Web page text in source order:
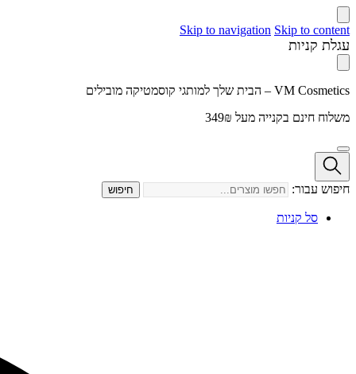
Skip to navigation Skip to content
עגלת קניות
VM Cosmetics – הבית שלך למותגי קוסמטיקה מובילים
משלוח חינם בקנייה מעל 349₪
חיפוש עבור: חיפוש
סל קניות